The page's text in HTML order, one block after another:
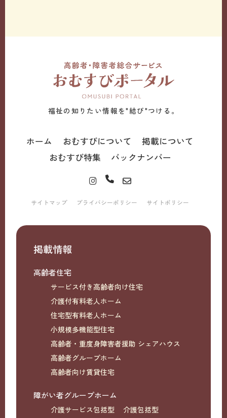
福祉の知りたい情報を"結び"つける。
ホーム おむすびについて
掲載について
おむすび特集
バックナンバー
サイトマップ プライバシーポリシー サイトポリシー
掲載情報
高齢者住宅
サービス付き高齢者向け住宅
介護付有料老人ホーム
住宅型有料老人ホーム
小規模多機能型住宅
高齢者・重度身障害者援助 シェアハウス
高齢者グループホーム
高齢者向け賃貸住宅
障がい者グループホーム
介護サービス包括型
介護包括型